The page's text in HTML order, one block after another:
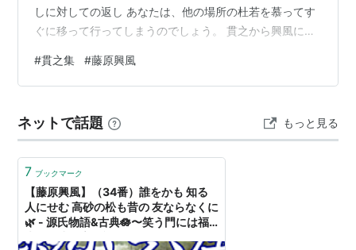
しに対しての返し あなたは、他の場所の杜若を慕ってす
ぐに移って行ってしまうのでしょう。 貫之から興風にさ
けむ」の掛詞になっています。 ランキング参加中言葉を
紡ぐ人たち ランキング参加中はてな文芸部 新潮日本古典
版) 新潮社 Amazon
#貫之集 #藤原興風
ネットで話題 もっと見る
7 ブックマーク
【藤原興風】（34番）誰をかも 知る
人にせむ 高砂の松も昔の 友ならなくに
🌿 - 源氏物語&古典🪷〜笑う門には福